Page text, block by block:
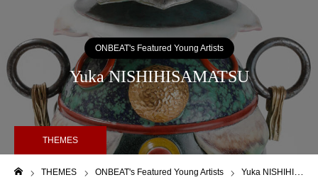
ONBEAT's Featured Young Artists
Yuka NISHIHISAMATSU
THEMES
THEMES ONBEAT's Featured Young Artists Yuka NISHIHISAMATSU